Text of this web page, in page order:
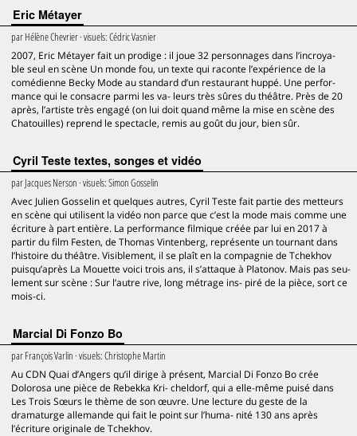
Eric Métayer
parHélène Chevrier· visuels:Cédric Vasnier
2007, Eric Métayer fait un prodige : il joue 32 personnages dans l’incroya-
ble seul en scène Un monde fou, un texte qui raconte l’expérience de la
comédienne Becky Mode au standard d’un restaurant huppé. Une perfor-
mance qui le consacre parmi les va- leurs très sûres du théâtre. Près de 20
après, l’artiste très engagé (on lui doit quand même la mise en scène des
Chatouilles) reprend le spectacle, remis au goût du jour, bien sûr.
Cyril Teste textes, songes et vidéo
parJacques Nerson · visuels:Simon Gosselin
Avec Julien Gosselin et quelques autres, Cyril Teste fait partie des metteurs
en scène qui utilisent la vidéo non parce que c’est la mode mais comme une
écriture à part entière. La performance filmique créée par lui en 2017 à
partir du film Festen, de Thomas Vintenberg, représente un tournant dans
l’histoire du théâtre. Visiblement, il se plaît en la compagnie de Tchekhov
puisqu’après La Mouette voici trois ans, il s’attaque à Platonov. Mais pas seu-
lement sur scène : Sur l’autre rive, long métrage ins- piré de la pièce, sort ce
mois-ci.
Marcial Di Fonzo Bo
parFrançois Varlin · visuels:Christophe Martin
Au CDN Quai d’Angers qu’il dirige à présent, Marcial Di Fonzo Bo crée
Dolorosa une pièce de Rebekka Kri- cheldorf, qui a elle-même puisé dans
Les Trois Sœurs le thème de son œuvre. Une lecture du geste de la
dramaturge allemande qui fait le point sur l’huma- nité 130 ans après
l’écriture originale de Tchekhov.